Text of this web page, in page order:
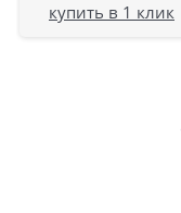
купить в 1 клик